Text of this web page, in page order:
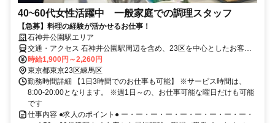
40~60代女性活躍中 一般家庭での調理スタッフ
【急募】料理の経験が活かせるお仕事！
石神井公園駅エリア
交通・アクセス 石神井公園駅周辺を含め、23区を中心としたお客様
宅を想定
時給1,900円～2,260円
東京都東京23区練馬区
勤務時間詳細 【1日3時間でのお仕事も可能】 ※サービス時間は、
8:00-20:00となります。 ※週1日～の、お仕事可能な曜日だけも可能
です
仕事内容 ●求人のポイント● ー・ー・ー・ー・ー・ー・ー・ー・ー・